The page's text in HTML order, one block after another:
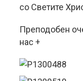
со Светите
Преподобен
нас +